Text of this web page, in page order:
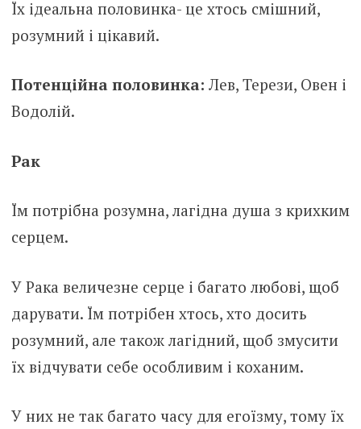
Їх ідеальна половинка- це хтось смішний,
розумний і цікавий.
Потенційна половинка: Лев, Терези, Овен і
Водолій.
Рак
Їм потрібна розумна, лагідна душа з крихким
серцем.
У Рака величезне серце і багато любові, щоб
дарувати. Їм потрібен хтось, хто досить
розумний, але також лагідний, щоб змусити
їх відчувати себе особливим і коханим.
У них не так багато часу для егоїзму, тому їх